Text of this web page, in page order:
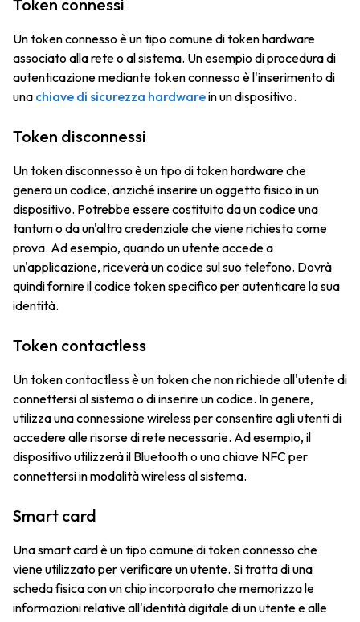
Token connessi
Un token connesso è un tipo comune di token hardware
associato alla rete o al sistema. Un esempio di procedura di
autenticazione mediante token connesso è l'inserimento di
una chiave di sicurezza hardwarein un dispositivo.
Token disconnessi
Un token disconnesso è un tipo di token hardware che
genera un codice, anziché inserire un oggetto fisico in un
dispositivo. Potrebbe essere costituito da un codice una
tantum o da un'altra credenziale che viene richiesta come
prova. Ad esempio, quando un utente accede a
un'applicazione, riceverà un codice sul suo telefono. Dovrà
quindi fornire il codice token specifico per autenticare la sua
identità.
Token contactless
Un token contactless è un token che non richiede all'utente di
connettersi al sistema o di inserire un codice. In genere,
utilizza una connessione wireless per consentire agli utenti di
accedere alle risorse di rete necessarie. Ad esempio, il
dispositivo utilizzerà il Bluetooth o una chiave NFC per
connettersi in modalità wireless al sistema.
Smart card
Una smart card è un tipo comune di token connesso che
viene utilizzato per verificare un utente. Si tratta di una
scheda fisica con un chip incorporato che memorizza le
informazioni relative all'identità digitale di un utente e alle